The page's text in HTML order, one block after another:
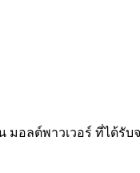
ต์พาวเวอร์ ที่ได้รับจ